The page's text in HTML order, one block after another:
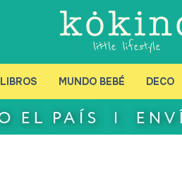
LIBROS MUNDO BEBÉ DECO